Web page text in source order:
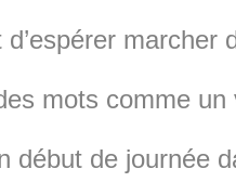
d’espérer marcher
mots comme un
début de journée